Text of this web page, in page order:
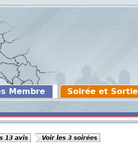
Membre Soirée et Sortie
13 avis
Voir les 3 soirées